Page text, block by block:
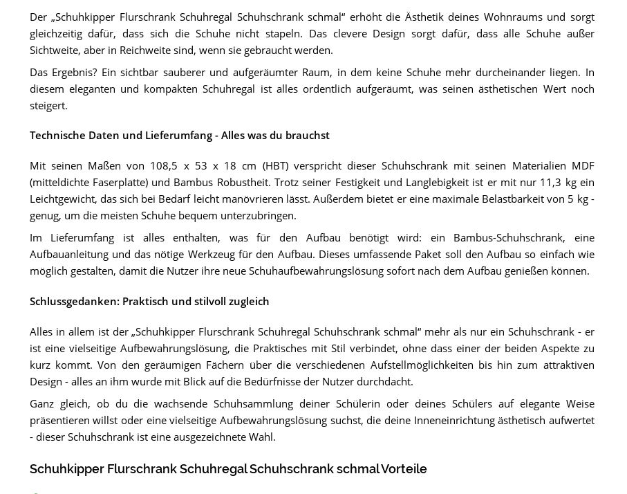
Der „Schuhkipper Flurschrank Schuhregal Schuhschrank schmal“ erhöht die Ästhetik deines Wohnraums und sorgt
gleichzeitig dafür, dass sich die Schuhe nicht stapeln. Das clevere Design sorgt dafür, dass alle Schuhe außer
Sichtweite, aber in Reichweite sind, wenn sie gebraucht werden.
Das Ergebnis? Ein sichtbar sauberer und aufgeräumter Raum, in dem keine Schuhe mehr durcheinander liegen. In
diesem eleganten und kompakten Schuhregal ist alles ordentlich aufgeräumt, was seinen ästhetischen Wert noch
steigert.
Technische Daten und Lieferumfang - Alles was du brauchst
Mit seinen Maßen von 108,5 x 53 x 18 cm (HBT) verspricht dieser Schuhschrank mit seinen Materialien MDF
(mitteldichte Faserplatte) und Bambus Robustheit. Trotz seiner Festigkeit und Langlebigkeit ist er mit nur 11,3 kg ein
Leichtgewicht, das sich bei Bedarf leicht manövrieren lässt. Außerdem bietet er eine maximale Belastbarkeit von 5 kg -
genug, um die meisten Schuhe bequem unterzubringen.
Im Lieferumfang ist alles enthalten, was für den Aufbau benötigt wird: ein Bambus-Schuhschrank, eine
Aufbauanleitung und das nötige Werkzeug für den Aufbau. Dieses umfassende Paket soll den Aufbau so einfach wie
möglich gestalten, damit die Nutzer ihre neue Schuhaufbewahrungslösung sofort nach dem Aufbau genießen können.
Schlussgedanken: Praktisch und stilvoll zugleich
Alles in allem ist der „Schuhkipper Flurschrank Schuhregal Schuhschrank schmal“ mehr als nur ein Schuhschrank - er
ist eine vielseitige Aufbewahrungslösung, die Praktisches mit Stil verbindet, ohne dass einer der beiden Aspekte zu
kurz kommt. Von den geräumigen Fächern über die verschiedenen Aufstellmöglichkeiten bis hin zum attraktiven
Design - alles an ihm wurde mit Blick auf die Bedürfnisse der Nutzer durchdacht.
Ganz gleich, ob du die wachsende Schuhsammlung deiner Schülerin oder deines Schülers auf elegante Weise
präsentieren willst oder eine vielseitige Aufbewahrungslösung suchst, die deine Inneneinrichtung ästhetisch aufwertet
- dieser Schuhschrank ist eine ausgezeichnete Wahl.
Schuhkipper Flurschrank Schuhregal Schuhschrank schmal Vorteile